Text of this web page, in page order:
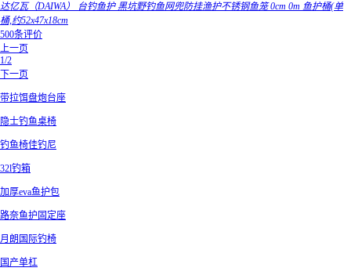
达亿瓦（DAIWA） 台钓鱼护 黑坑野钓鱼网兜防挂渔护不锈钢鱼笼 0cm 0m 鱼护桶(单
桶,约52x47x18cm
500条评价
上一页
1/2
下一页
带拉饵盘炮台座
隐士钓鱼桌椅
钓鱼椅佳钓尼
32l钓箱
加厚eva鱼护包
路奈鱼护固定座
月朗国际钓椅
国产单杠